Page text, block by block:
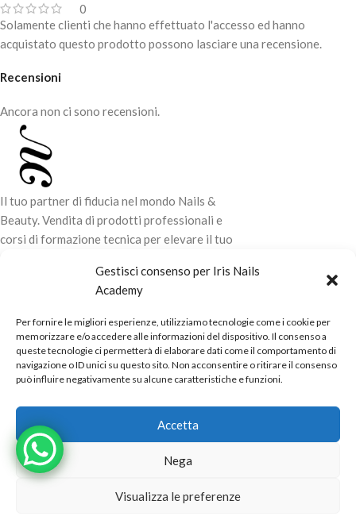
Gestisci consenso per Iris Nails
Academy
Per fornire le migliori esperienze, utilizziamo tecnologie come i cookie per
memorizzare e/o accedere alle informazioni del dispositivo. Il consenso a
queste tecnologie ci permetterà di elaborare dati come il comportamento di
navigazione o ID unici su questo sito. Non acconsentire o ritirare il consenso
può influire negativamente su alcune caratteristiche e funzioni.
Accetta
Nega
Visualizza le preferenze
0
Recensioni
Ancora non ci sono recensioni.
Solamente clienti che hanno effettuato l'accesso ed hanno
acquistato questo prodotto possono lasciare una recensione.
Il tuo partner di fiducia nel mondo Nails &
Beauty. Vendita di prodotti professionali e
corsi di formazione tecnica per elevare il tuo
LINK UTILI
ORARI NEGOZIO
Powered byReal.Pro.Webcopyright© 2026 in collaborazione con
Mac Sistemi